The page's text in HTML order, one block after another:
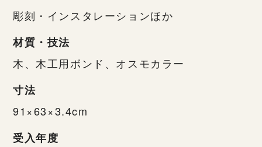
彫刻・インスタレーションほか
材質・技法
木、木工用ボンド、オスモカラー
寸法
91×63×3.4cm
受入年度